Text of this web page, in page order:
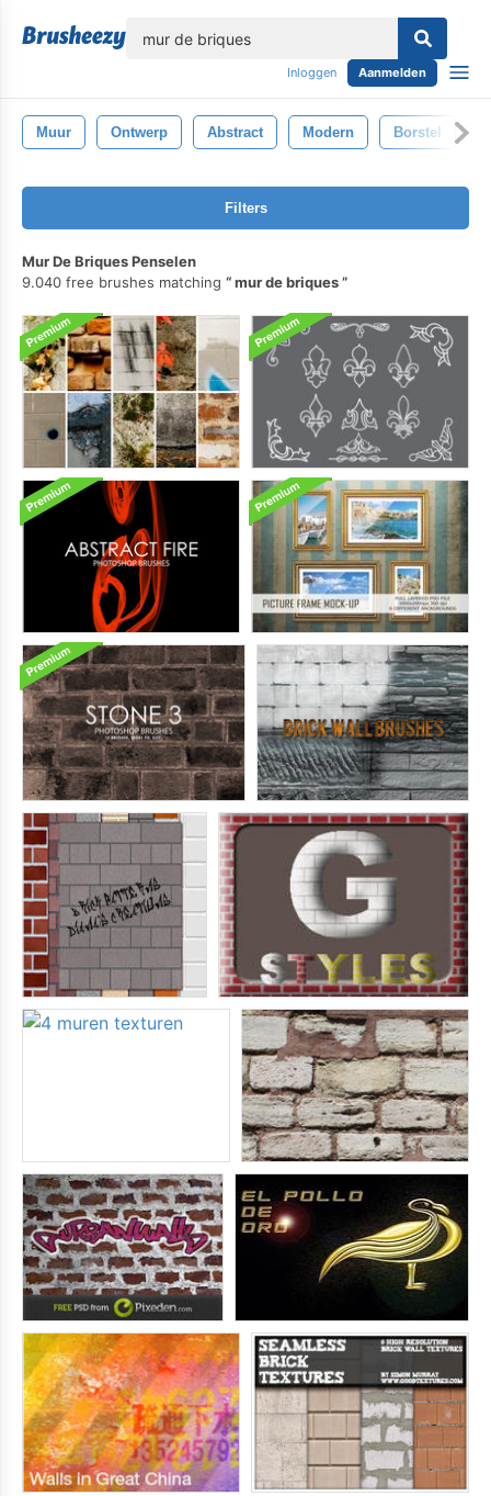
Inloggen Aanmelden
Muur Ontwerp Abstract Modern Borstel
Filters
Mur De Briques Penselen
9.040 free brushes matching
mur de briques